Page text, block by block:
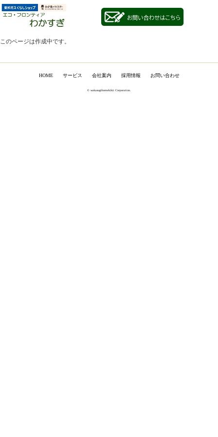
このページは作成中です。
HOME サービス 会社案内 採用情報 お問い合わせ
© wakasugihomekikii Corporation.